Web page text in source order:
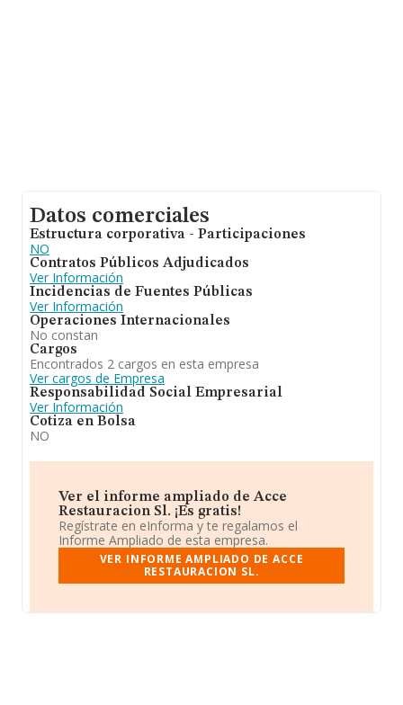
Datos comerciales
Estructura corporativa - Participaciones
NO
Contratos Públicos Adjudicados
Ver Información
Incidencias de Fuentes Públicas
Ver Información
Operaciones Internacionales
No constan
Cargos
Encontrados 2 cargos en esta empresa
Ver cargos de Empresa
Responsabilidad Social Empresarial
Ver Información
Cotiza en Bolsa
NO
Ver el informe ampliado de Acce
Restauracion Sl. ¡Es gratis!
Regístrate en eInforma y te regalamos el
Informe Ampliado de esta empresa.
VER INFORME AMPLIADO DE ACCE
RESTAURACION SL.